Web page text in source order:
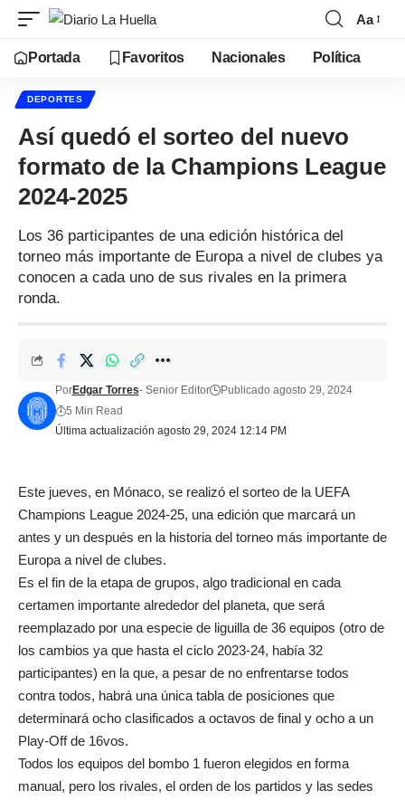
Aa
Portada Favoritos Nacionales Política
DEPORTES
Así quedó el sorteo del nuevo
formato de la Champions League
2024-2025
Los 36 participantes de una edición histórica del
torneo más importante de Europa a nivel de clubes ya
conocen a cada uno de sus rivales en la primera
ronda.
Última actualización agosto 29, 2024 12:14 PM
PorEdgar Torres- Senior Editor
Publicado agosto 29, 2024
5 Min Read
Este jueves, en Mónaco, se realizó el sorteo de la UEFA
Champions League 2024-25, una edición que marcará un
antes y un después en la historia del torneo más importante de
Europa a nivel de clubes.
Es el fin de la etapa de grupos, algo tradicional en cada
certamen importante alrededor del planeta, que será
reemplazado por una especie de liguilla de 36 equipos (otro de
los cambios ya que hasta el ciclo 2023-24, había 32
participantes) en la que, a pesar de no enfrentarse todos
contra todos, habrá una única tabla de posiciones que
determinará ocho clasificados a octavos de final y ocho a un
Play-Off de 16vos.
Todos los equipos del bombo 1 fueron elegidos en forma
manual, pero los rivales, el orden de los partidos y las sedes